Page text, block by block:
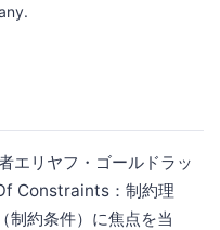
エリヤフ・ゴールドラッ
Constraints：制約理
制約条件）に焦点を当